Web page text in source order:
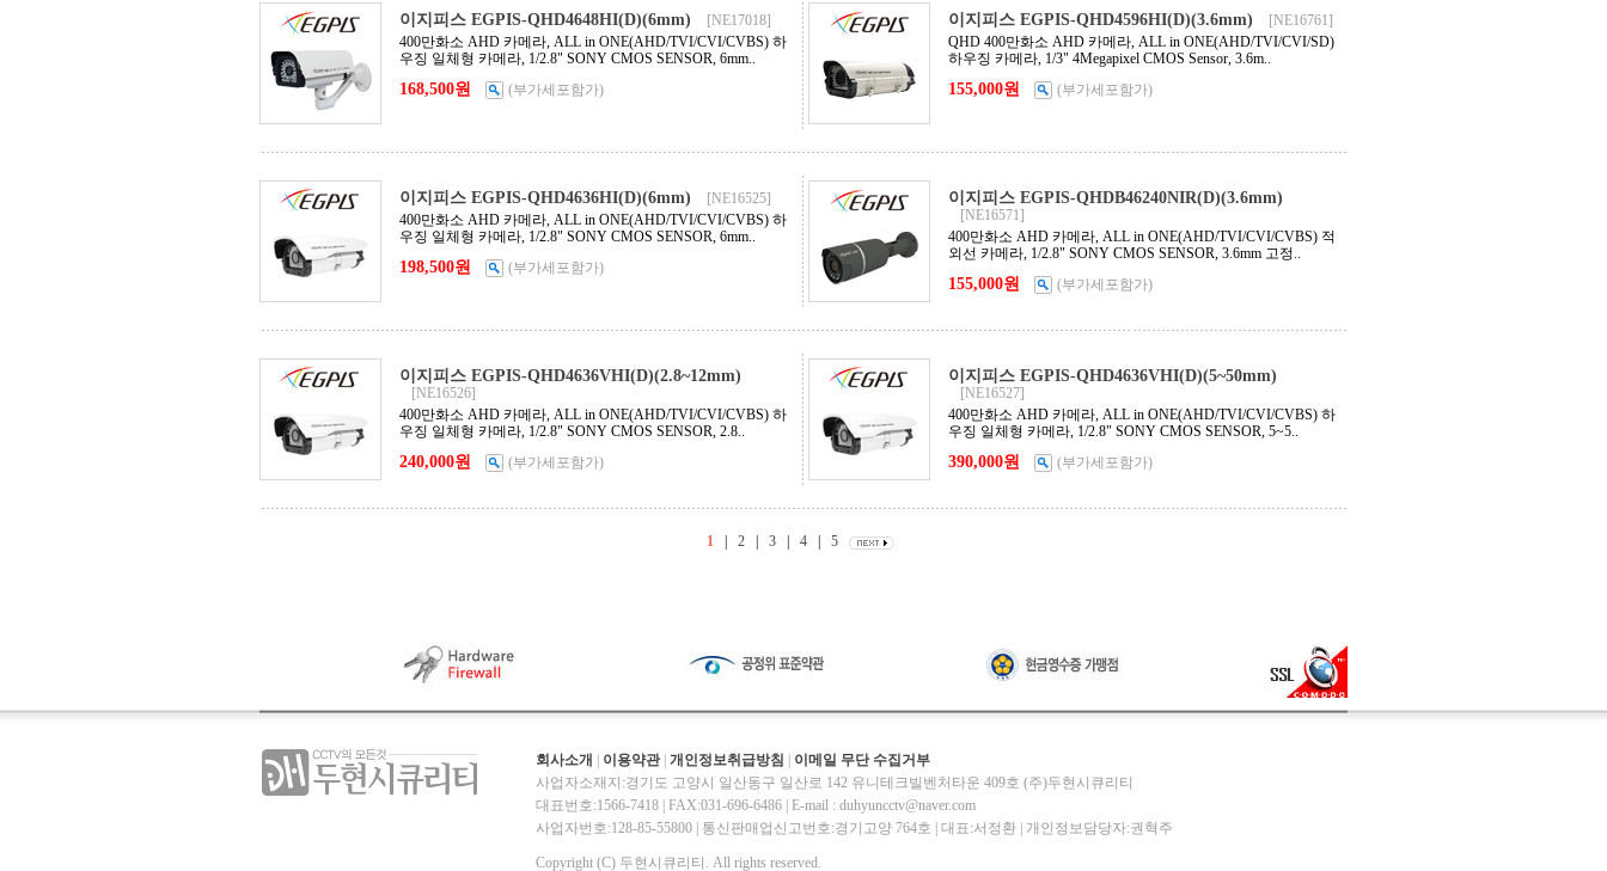
이지피스 EGPIS-QHD4648HI(D)(6mm)
[NE17018]
400만화소 AHD 카메라, ALL in ONE(AHD/TVI/CVI/CVBS) 하
우징 일체형 카메라, 1/2.8" SONY CMOS SENSOR, 6mm..
168,500원 (부가세포함가)
이지피스 EGPIS-QHD4596HI(D)(3.6mm)
[NE16761]
QHD 400만화소 AHD 카메라, ALL in ONE(AHD/TVI/CVI/SD)
하우징 카메라, 1/3" 4Megapixel CMOS Sensor, 3.6m..
155,000원 (부가세포함가)
이지피스 EGPIS-QHD4636HI(D)(6mm)
[NE16525]
400만화소 AHD 카메라, ALL in ONE(AHD/TVI/CVI/CVBS) 하
우징 일체형 카메라, 1/2.8" SONY CMOS SENSOR, 6mm..
198,500원 (부가세포함가)
이지피스 EGPIS-QHDB46240NIR(D)(3.6mm)
[NE16571]
400만화소 AHD 카메라, ALL in ONE(AHD/TVI/CVI/CVBS) 적
외선 카메라, 1/2.8" SONY CMOS SENSOR, 3.6mm 고정..
155,000원 (부가세포함가)
이지피스 EGPIS-QHD4636VHI(D)(2.8~12mm)
[NE16526]
400만화소 AHD 카메라, ALL in ONE(AHD/TVI/CVI/CVBS) 하
우징 일체형 카메라, 1/2.8" SONY CMOS SENSOR, 2.8..
240,000원 (부가세포함가)
이지피스 EGPIS-QHD4636VHI(D)(5~50mm)
[NE16527]
400만화소 AHD 카메라, ALL in ONE(AHD/TVI/CVI/CVBS) 하
우징 일체형 카메라, 1/2.8" SONY CMOS SENSOR, 5~5..
390,000원 (부가세포함가)
1| 2| 3| 4| 5
회사소개 이용약관| 개인정보취급방침
이메일 무단 수집거부
사업자소재지:경기도 고양시 일산동구 일산로 142 유니테크빌벤처타운 409호 (주)두현시큐리티
대표번호:1566-7418 | FAX:031-696-6486 | E-mail : duhyuncctv@naver.com
사업자번호:128-85-55800 | 통신판매업신고번호:경기고양 764호 | 대표:서정환 | 개인정보담당자:권혁주
Copyright (C) 두현시큐리티. All rights reserved.